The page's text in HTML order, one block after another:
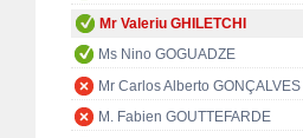
Mr Valeriu GHILETCHI
Ms Nino GOGUADZE
Mr Carlos Alberto GONÇALVES
M. Fabien GOUTTEFARDE